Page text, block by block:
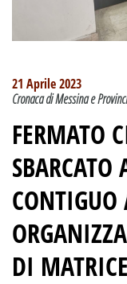
21 Aprile 2023
Cronaca di Messina e
FERMATO
DI